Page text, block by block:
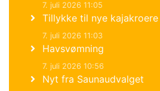
7. juli 2026 11:05
Tillykke til nye kajakroere
7. juli 2026 11:03
Havsvømning
7. juli 2026 10:56
Nyt fra Saunaudvalget